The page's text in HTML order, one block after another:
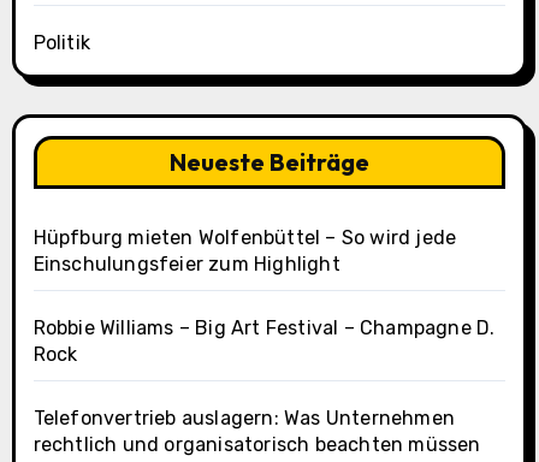
Politik
Neueste Beiträge
Hüpfburg mieten Wolfenbüttel – So wird jede
Einschulungsfeier zum Highlight
Robbie Williams – Big Art Festival – Champagne D.
Rock
Telefonvertrieb auslagern: Was Unternehmen
rechtlich und organisatorisch beachten müssen